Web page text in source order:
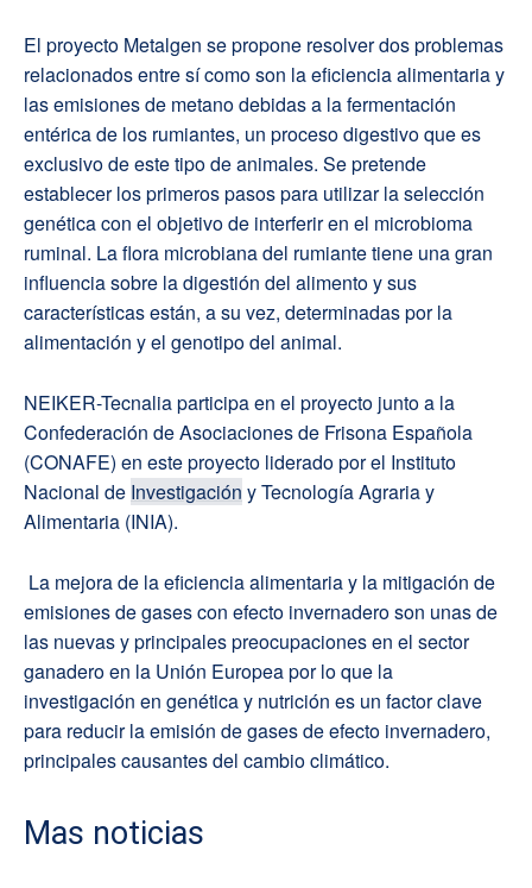
El proyecto Metalgen se propone resolver dos problemas
relacionados entre sí como son la eficiencia alimentaria y
las emisiones de metano debidas a la fermentación
entérica de los rumiantes, un proceso digestivo que es
exclusivo de este tipo de animales. Se pretende
establecer los primeros pasos para utilizar la selección
genética con el objetivo de interferir en el microbioma
ruminal. La flora microbiana del rumiante tiene una gran
influencia sobre la digestión del alimento y sus
características están, a su vez, determinadas por la
alimentación y el genotipo del animal.
NEIKER-Tecnalia participa en el proyecto junto a la
Confederación de Asociaciones de Frisona Española
(CONAFE) en este proyecto liderado por el Instituto
Nacional de Investigación y Tecnología Agraria y
Alimentaria (INIA).
La mejora de la eficiencia alimentaria y la mitigación de
emisiones de gases con efecto invernadero son unas de
las nuevas y principales preocupaciones en el sector
ganadero en la Unión Europea por lo que la
investigación en genética y nutrición es un factor clave
para reducir la emisión de gases de efecto invernadero,
principales causantes del cambio climático.
Mas noticias